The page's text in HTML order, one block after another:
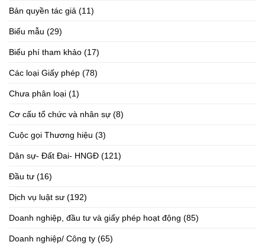
Bản quyền tác giả (11)
Biểu mẫu (29)
Biểu phí tham khảo (17)
Các loại Giấy phép (78)
Chưa phân loại (1)
Cơ cấu tổ chức và nhân sự (8)
Cuộc gọi Thương hiệu (3)
Dân sự- Đất Đai- HNGĐ (121)
Đầu tư (16)
Dịch vụ luật sư (192)
Doanh nghiệp, đầu tư và giấy phép hoạt động (85)
Doanh nghiệp/ Công ty (65)